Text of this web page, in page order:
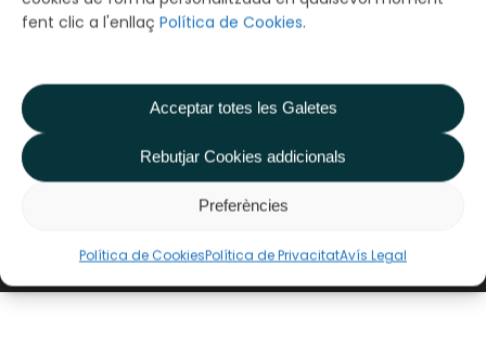
fent clic a l'enllaç Política de Cookies.
Acceptar totes les Galetes
Rebutjar Cookies addicionals
Preferències
Política de CookiesPolítica de PrivacitatAvís Legal
E203